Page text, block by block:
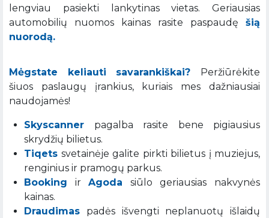
lengviau pasiekti lankytinas vietas. Geriausias
automobilių nuomos kainas rasite paspaudę šią
nuorodą.
Mėgstate keliauti savarankiškai? Peržiūrėkite
šiuos paslaugų įrankius, kuriais mes dažniausiai
naudojamės!
Skyscanner pagalba rasite bene pigiausius
skrydžių bilietus.
Tiqets svetainėje galite pirkti bilietus į muziejus,
renginius ir pramogų parkus.
Booking irAgoda siūlo geriausias nakvynės
kainas.
Draudimas padės išvengti neplanuotų išlaidų